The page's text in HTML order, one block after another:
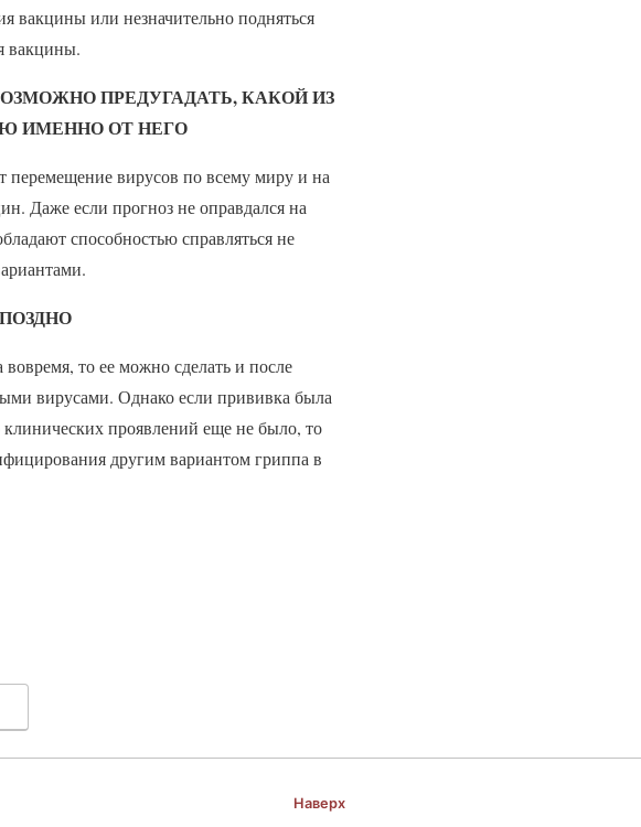
вакцины или незначительно подняться
вакцины.
ПРЕДУГАДАТЬ, КАКОЙ ИЗ
ИМЕННО ОТ НЕГО
перемещение вирусов по всему миру и на
Даже если прогноз не оправдался на
способностью справляться не
то ее можно сделать и после
вирусами. Однако если прививка была
проявлений еще не было, то
другим вариантом гриппа в
Наверх